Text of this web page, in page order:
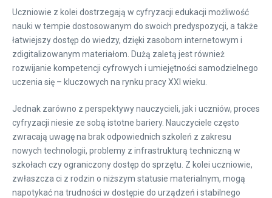
Uczniowie z kolei dostrzegają w cyfryzacji edukacji możliwość
nauki w tempie dostosowanym do swoich predyspozycji, a także
łatwiejszy dostęp do wiedzy, dzięki zasobom internetowym i
zdigitalizowanym materiałom. Dużą zaletą jest również
rozwijanie kompetencji cyfrowych i umiejętności samodzielnego
uczenia się – kluczowych na rynku pracy XXI wieku.
Jednak zarówno z perspektywy nauczycieli, jak i uczniów, proces
cyfryzacji niesie ze sobą istotne bariery. Nauczyciele często
zwracają uwagę na brak odpowiednich szkoleń z zakresu
nowych technologii, problemy z infrastrukturą techniczną w
szkołach czy ograniczony dostęp do sprzętu. Z kolei uczniowie,
zwłaszcza ci z rodzin o niższym statusie materialnym, mogą
napotykać na trudności w dostępie do urządzeń i stabilnego